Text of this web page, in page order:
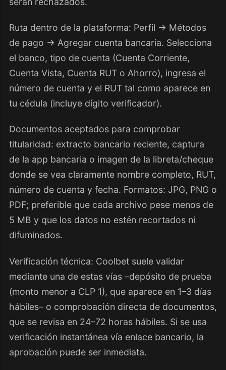
Ruta dentro de la plataforma: Perfil → Métodos
de pago → Agregar cuenta bancaria. Selecciona
el banco, tipo de cuenta (Cuenta Corriente,
Cuenta Vista, Cuenta RUT o Ahorro), ingresa el
número de cuenta y el RUT tal como aparece en
tu cédula (incluye dígito verificador).
Documentos aceptados para comprobar
titularidad: extracto bancario reciente, captura
de la app bancaria o imagen de la libreta/cheque
donde se vea claramente nombre completo, RUT,
número de cuenta y fecha. Formatos: JPG, PNG o
PDF; preferible que cada archivo pese menos de
5 MB y que los datos no estén recortados ni
difuminados.
Verificación técnica: Coolbet suele validar
mediante una de estas vías –depósito de prueba
(monto menor a CLP 1), que aparece en 1–3 días
hábiles– o comprobación directa de documentos,
que se revisa en 24–72 horas hábiles. Si se usa
verificación instantánea vía enlace bancario, la
aprobación puede ser inmediata.